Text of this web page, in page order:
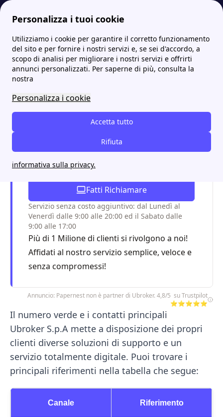
Personalizza i tuoi cookie
Utilizziamo i cookie per garantire il corretto funzionamento
del sito e per fornire i nostri servizi e, se sei d'accordo, a
scopo di analisi per migliorare i nostri servizi e offrirti
annunci personalizzati. Per saperne di più, consulta la
nostra
Personalizza i cookie
Accetta tutto
Rifiuta
informativa sulla privacy.
Papernest.it MoreUbroker Ubroker: numero verde e assistenza per ogni problema
Ubroker: numero verde e
assistenza per ogni
problema
Chiama Papernest e attiva la
per risparmiare in bolletta!
Fatti Richiamare
Servizio senza costo aggiuntivo: dal Lunedì al
Venerdì dalle 9:00 alle 20:00 ed il Sabato dalle
9:00 alle 17:00
Più di 1 Milione di clienti si rivolgono a noi!
Affidati al nostro servizio semplice, veloce e
senza compromessi!
Annuncio: Papernest non è partner di Ubroker. 4,8/5 su Trustpilot
⭐⭐⭐⭐⭐
Il numero verde e i contatti principali
Ubroker S.p.A mette a disposizione dei propri
clienti diverse soluzioni di supporto e un
servizio totalmente digitale. Puoi trovare i
principali riferimenti nella tabella che segue:
Canale Riferimento